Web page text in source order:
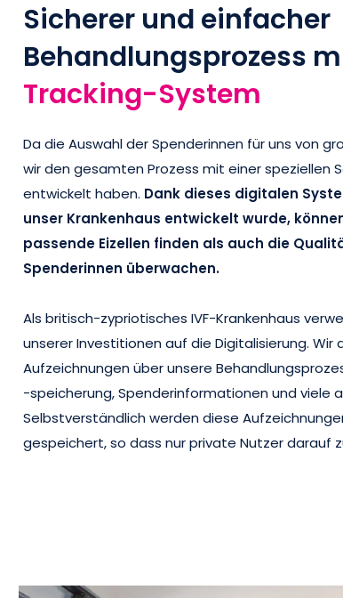
Sicherer und einfacher
Behandlungsprozess
Tracking-System
Da die Auswahl der Spenderinnen für uns von
wir den gesamten Prozess mit einer speziellen
entwickelt haben. Dank dieses digitalen
unser Krankenhaus entwickelt wurde,
passende Eizellen finden als auch die
Spenderinnen überwachen.
Als britisch-zypriotisches IVF-Krankenhaus
unserer Investitionen auf die Digitalisierung.
Aufzeichnungen über unsere
-speicherung, Spenderinformationen und viele
Selbstverständlich werden diese
gespeichert, so dass nur private Nutzer darauf